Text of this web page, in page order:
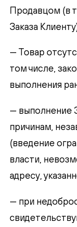
Продавцом (в
Заказа
— Товар
том числе,
выполнения
— выполнение
причинам,
(введение
власти,
адресу,
— при